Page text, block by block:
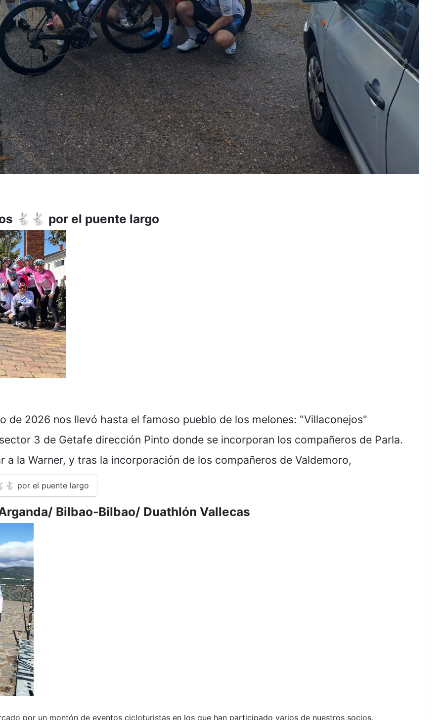
🐇🐇 por el puente largo
de 2026 nos llevó hasta el famoso pueblo de los melones: "Villaconejos"
3 de Getafe dirección Pinto donde se incorporan los compañeros de Parla.
a la Warner, y tras la incorporación de los compañeros de Valdemoro,
por el puente largo
Bilbao-Bilbao/ Duathlón Vallecas
por un montón de eventos cicloturistas en los que han participado varios de nuestros socios.